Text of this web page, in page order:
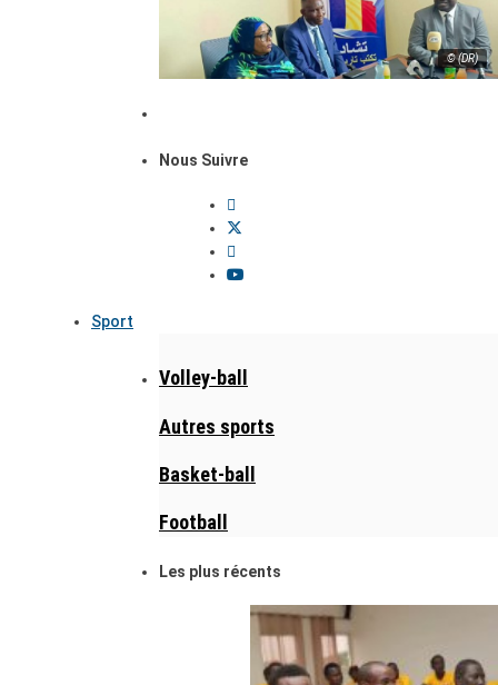
© (DR)
Nous Suivre
Sport
Volley-ball
Autres sports
Basket-ball
Football
Les plus récents